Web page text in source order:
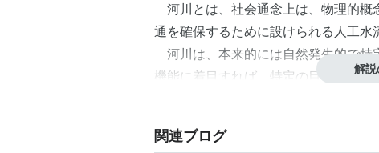
河川とは、社会通念上は、物理的概
通を確保するために設けられる人工水
河川は、本来的には自然発生的で特
機能に着目すれば、特定の目的に限
れる水流は、河川には該当しない。
解説
関連ブログ